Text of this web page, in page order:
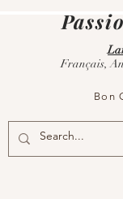
Français,
Bon